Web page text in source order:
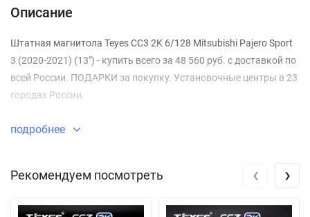
Описание
Штатная магнитола Teyes CC3 2K 6/128 Mitsubishi Pajero Sport
3 (2020-2021) (13") - купить всего за 48 560 руб. с доставкой по
всей России. ПОДАРКИ за покупку. Установочные центры в 23
городах России.
подробнее
Рекомендуем посмотреть ‹ ›